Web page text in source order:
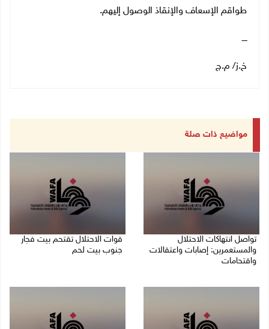
طواقم الإسعاف والإنقاذ الوصول إليهم.
ــــ
خ.ز/ م.ج
مواضيع ذات صلة
تواصل انتهاكات الاحتلال
والمستعمرين: إصابات واعتقالات
واقتحامات
قوات الاحتلال تقتحم بيت فجار
جنوب بيت لحم